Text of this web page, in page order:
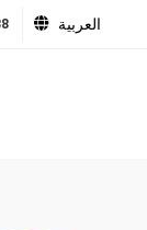
العربية